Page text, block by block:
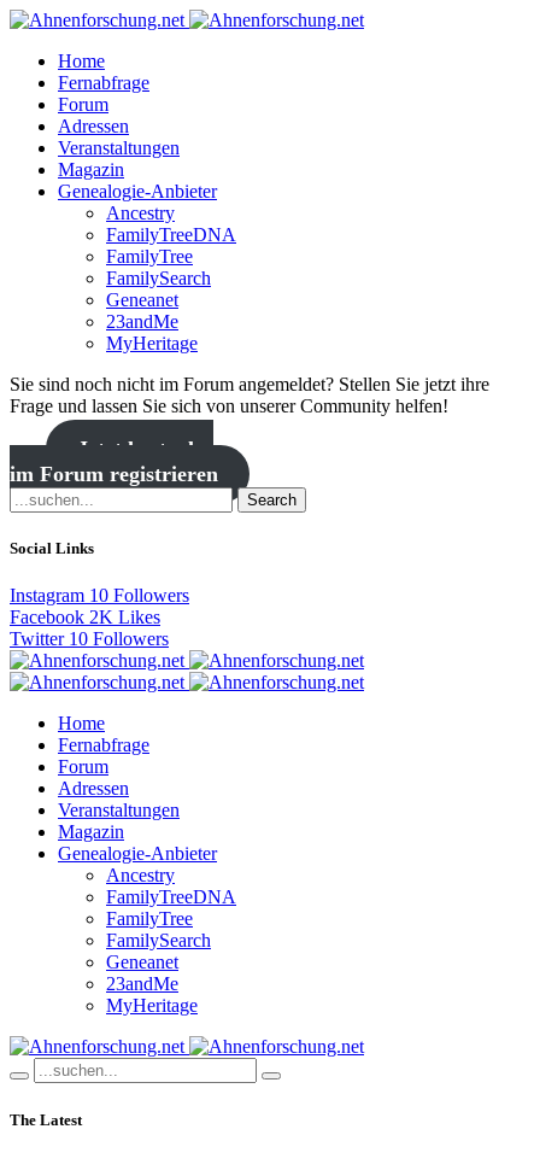
Home
Fernabfrage
Forum
Adressen
Veranstaltungen
Magazin
Genealogie-Anbieter
Ancestry
FamilyTreeDNA
FamilyTree
FamilySearch
Geneanet
23andMe
MyHeritage
Sie sind noch nicht im Forum angemeldet? Stellen Sie jetzt ihre
Frage und lassen Sie sich von unserer Community helfen!
Jetzt kostenlos
im Forum registrieren
Search
Social Links
Instagram 10 Followers
Facebook 2K Likes
Twitter 10 Followers
Home
Fernabfrage
Forum
Adressen
Veranstaltungen
Magazin
Genealogie-Anbieter
Ancestry
FamilyTreeDNA
FamilyTree
FamilySearch
Geneanet
23andMe
MyHeritage
The Latest